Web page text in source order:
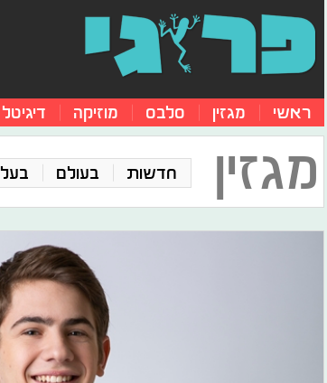
ראשי מגזין סלבס מוזיקה דיגיטל
מגזין חדשות בעולם